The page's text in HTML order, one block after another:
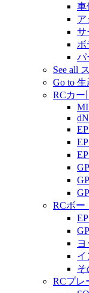
車
ア
サ
ボ
パ
See all
Go to
RCカー
RCボー
ヨ
イ
そ
RCプレ